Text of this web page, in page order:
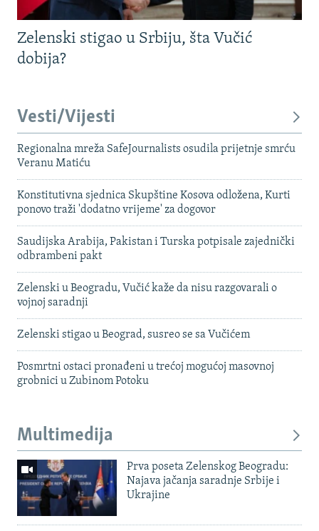
Zelenski stigao u Srbiju, šta Vučić
dobija?
Vesti/Vijesti
Regionalna mreža SafeJournalists osudila prijetnje smrću
Veranu Matiću
Konstitutivna sjednica Skupštine Kosova odložena, Kurti
ponovo traži 'dodatno vrijeme' za dogovor
Saudijska Arabija, Pakistan i Turska potpisale zajednički
odbrambeni pakt
Zelenski u Beogradu, Vučić kaže da nisu razgovarali o
vojnoj saradnji
Zelenski stigao u Beograd, susreo se sa Vučićem
Posmrtni ostaci pronađeni u trećoj mogućoj masovnoj
grobnici u Zubinom Potoku
Multimedija
Prva poseta Zelenskog Beogradu:
Najava jačanja saradnje Srbije i
Ukrajine